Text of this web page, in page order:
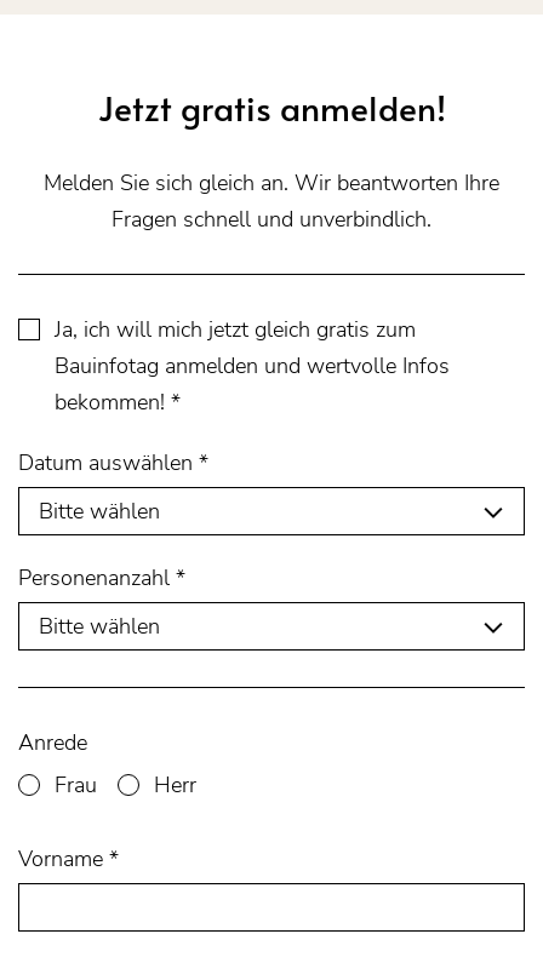
Jetzt gratis anmelden!
Melden Sie sich gleich an. Wir beantworten Ihre
Fragen schnell und unverbindlich.
Ja, ich will mich jetzt gleich gratis zum
Bauinfotag anmelden und wertvolle Infos
bekommen! *
Datum auswählen *
Personenanzahl *
Anrede
Frau
Herr
Vorname *